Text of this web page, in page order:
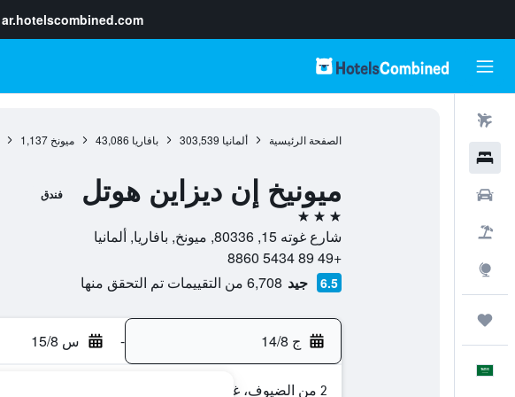
ar.hotelscombined.com
الصفحة الرئيسية ألمانيا 303,539 بافاريا 43,086 ميونخ 1,137
ميونيخ إن ديزاين هوتل فندق
3 نجوم
شارع غوته 15, 80336, ميونخ, بافاريا, ألمانيا
+49 89 5434 8860
6.5 جيد 6,708 من التقييمات تم التحقق منها
ج 14/8 - س 15/8
2 من الضيوف، غرفة واحدة